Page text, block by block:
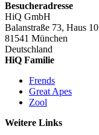
Besucheradresse
HiQ GmbH
Balanstraße 73, Haus 10
81541 München
Deutschland
HiQ Familie
Frends
Great Apes
Zool
Weitere Links